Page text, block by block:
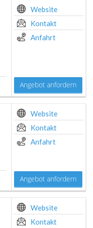
Website
Kontakt
Anfahrt
Angebot anfordern
Website
Kontakt
Anfahrt
Angebot anfordern
Website
Kontakt